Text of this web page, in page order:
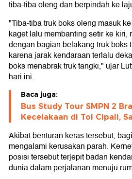
tiba-tiba oleng dan berpindah ke
"Tiba-tiba truk boks oleng masuk
kaget lalu membanting setir ke kiri,
dengan bagian belakang truk boks
karena jarak kendaraan terlalu
boks menabrak truk tangki," ujar
hari ini.
Baca juga:
Bus Study Tour SMPN 2
Kecelakaan di Tol Cipali,
Akibat benturan keras tersebut,
mengalami kerusakan parah.
posisi tersebut terjepit badan
dunia dalam perjalanan menuju